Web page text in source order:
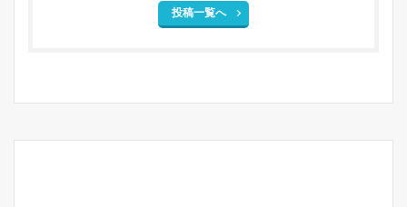
投稿一覧へ